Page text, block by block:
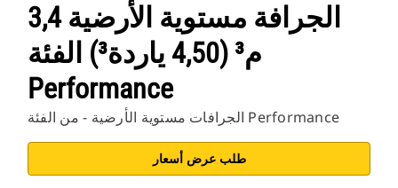
‏‫الجرافة مستوية الأرضية 3,4
م³ (4,50 ياردة³) الفئة
Performance
الجرافات مستوية الأرضية - من الفئة Performance
طلب عرض أسعار